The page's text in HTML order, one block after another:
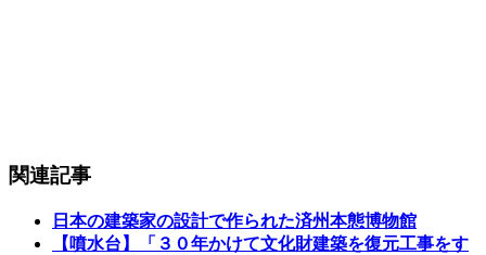
関連記事
日本の建築家の設計で作られた済州本態博物館
【噴水台】「３０年かけて文化財建築を復元工事をす